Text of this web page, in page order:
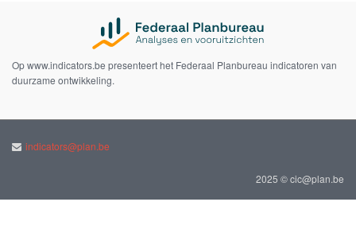
Op www.indicators.be presenteert het Federaal Planbureau indicatoren van
duurzame ontwikkeling.
indicators@plan.be
2025 © cic@plan.be